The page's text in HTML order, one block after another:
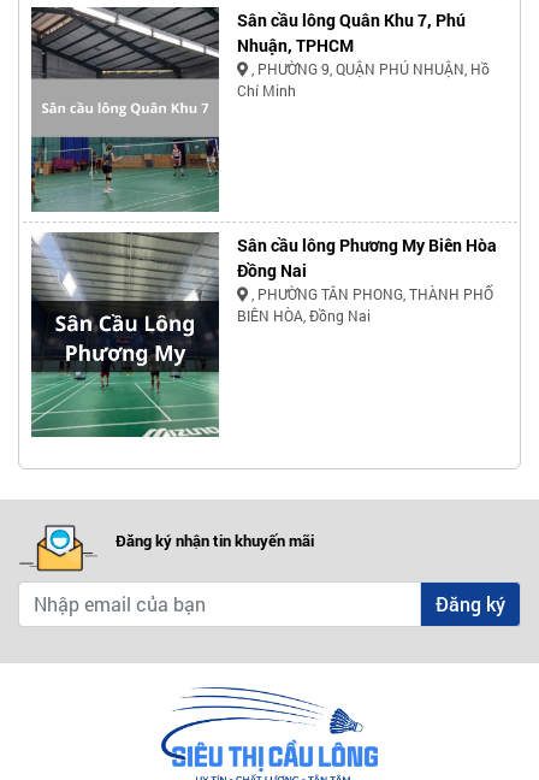
Sân cầu lông Quân Khu 7, Phú
Nhuận, TPHCM
, PHƯỜNG 9, QUẬN PHÚ NHUẬN, Hồ
Chí Minh
Sân cầu lông Phương My Biên Hòa
Đồng Nai
, PHƯỜNG TÂN PHONG, THÀNH PHỐ
BIÊN HÒA, Đồng Nai
Đăng ký nhận tin khuyến mãi
Đăng ký